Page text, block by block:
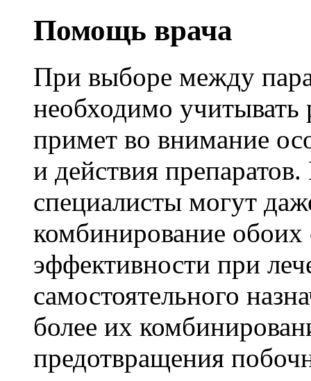
Помощь врача
При выборе между
необходимо учитывать
примет во внимание
и действия
специалисты могут
комбинирование обоих
эффективности при
самостоятельного
более их
предотвращения